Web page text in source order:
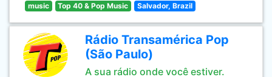
music Top 40 & Pop Music Salvador, Brazil
Rádio Transamérica Pop
(São Paulo)
A sua rádio onde você estiver.